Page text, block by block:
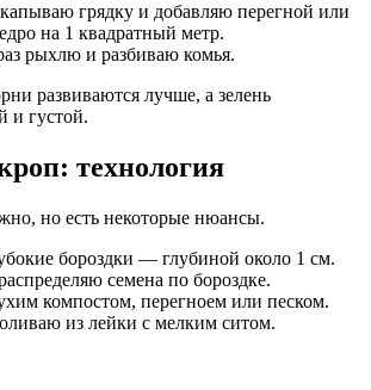
грядку и добавляю перегной или
на 1 квадратный метр.
рыхлю и разбиваю комья.
развиваются лучше, а зелень
и густой.
технология
но есть некоторые нюансы.
бороздки — глубиной около 1 см.
семена по бороздке.
компостом, перегноем или песком.
из лейки с мелким ситом.